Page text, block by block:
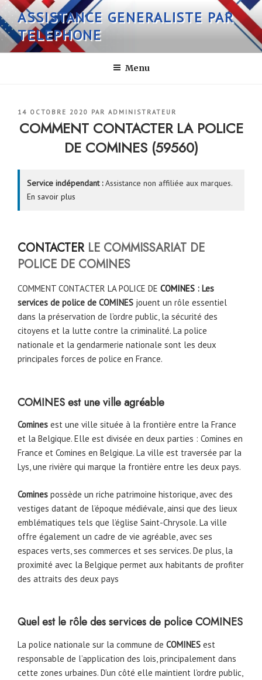
Aller
au
contenu
principal
ASSISTANCE GENERALISTE PAR
TELEPHONE
Menu
PUBLIÉ
LE
14 OCTOBRE 2020 PAR ADMINISTRATEUR
COMMENT CONTACTER LA POLICE
DE COMINES (59560)
Service indépendant :Assistance non affiliée aux marques.
En savoir plus
CONTACTERLE COMMISSARIAT DE
POLICE DE COMINES
COMMENT CONTACTER LA POLICE DE COMINES : Les
services de police de COMINES jouent un rôle essentiel
dans la préservation de l’ordre public, la sécurité des
citoyens et la lutte contre la criminalité. La police
nationale et la gendarmerie nationale sont les deux
principales forces de police en France.
COMINES est une ville agréable
Comines est une ville située à la frontière entre la France
et la Belgique. Elle est divisée en deux parties : Comines en
France et Comines en Belgique. La ville est traversée par la
Lys, une rivière qui marque la frontière entre les deux pays.
Comines possède un riche patrimoine historique, avec des
vestiges datant de l’époque médiévale, ainsi que des lieux
emblématiques tels que l’église Saint-Chrysole. La ville
offre également un cadre de vie agréable, avec ses
espaces verts, ses commerces et ses services. De plus, la
proximité avec la Belgique permet aux habitants de profiter
des attraits des deux pays
Quel est le rôle des services de policeCOMINES
La police nationale sur la commune de COMINES est
responsable de l’application des lois, principalement dans
cette zones urbaines. D’un côté elle maintient l’ordre public,